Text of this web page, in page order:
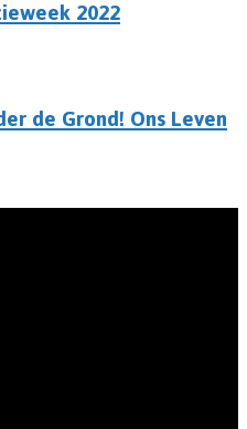
2022
de Grond! Ons Leven